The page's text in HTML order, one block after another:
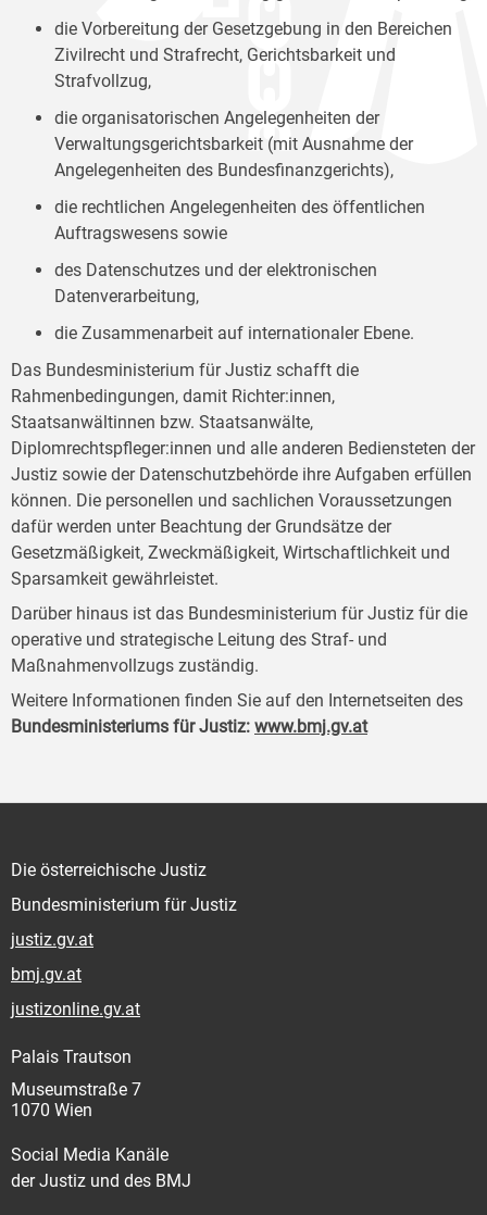
die Vorbereitung der Gesetzgebung in den Bereichen
Zivilrecht und Strafrecht, Gerichtsbarkeit und
Strafvollzug,
die organisatorischen Angelegenheiten der
Verwaltungsgerichtsbarkeit (mit Ausnahme der
Angelegenheiten des Bundesfinanzgerichts),
die rechtlichen Angelegenheiten des öffentlichen
Auftragswesens sowie
des Datenschutzes und der elektronischen
Datenverarbeitung,
die Zusammenarbeit auf internationaler Ebene.
Das Bundesministerium für Justiz schafft die
Rahmenbedingungen, damit Richter:innen,
Staatsanwältinnen bzw. Staatsanwälte,
Diplomrechtspfleger:innen und alle anderen Bediensteten der
Justiz sowie der Datenschutzbehörde ihre Aufgaben erfüllen
können. Die personellen und sachlichen Voraussetzungen
dafür werden unter Beachtung der Grundsätze der
Gesetzmäßigkeit, Zweckmäßigkeit, Wirtschaftlichkeit und
Sparsamkeit gewährleistet.
Darüber hinaus ist das Bundesministerium für Justiz für die
operative und strategische Leitung des Straf- und
Maßnahmenvollzugs zuständig.
Weitere Informationen finden Sie auf den Internetseiten des
Bundesministeriums für Justiz: www.bmj.gv.at
Die österreichische Justiz
Bundesministerium für Justiz
justiz.gv.at
bmj.gv.at
justizonline.gv.at
Palais Trautson
Museumstraße 7
1070 Wien
Social Media Kanäle
der Justiz und des BMJ